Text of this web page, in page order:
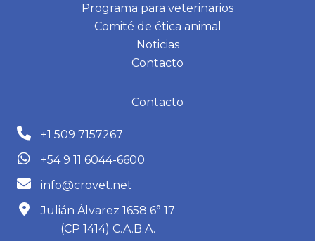
Programa para veterinarios
Comité de ética animal
Noticias
Contacto
Contacto
+1 509 7157267
+54 9 11 6044-6600
info@crovet.net
Julián Álvarez 1658 6° 17
(CP 1414) C.A.B.A.